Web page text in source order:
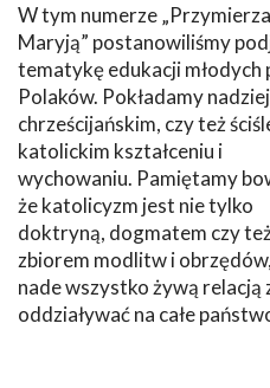
W tym numerze
Maryją” postanowiliśmy
tematykę edukacji młodych
Polaków. Pokładamy
chrześcijańskim, czy też
katolickim kształceniu i
wychowaniu. Pamiętamy
że katolicyzm jest nie tylko
doktryną, dogmatem czy
zbiorem modlitw i
nade wszystko żywą relacją
oddziaływać na całe